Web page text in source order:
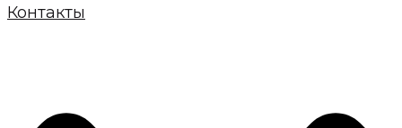
Контакты